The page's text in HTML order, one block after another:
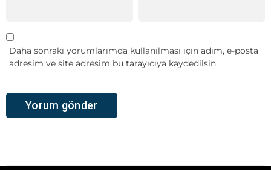
Daha sonraki yorumlarımda kullanılması için adım, e-posta
adresim ve site adresim bu tarayıcıya kaydedilsin.